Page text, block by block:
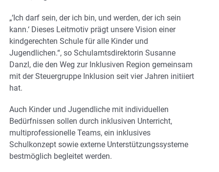
„‘Ich darf sein, der ich bin, und werden, der ich sein
kann.‘ Dieses Leitmotiv prägt unsere Vision einer
kindgerechten Schule für alle Kinder und
Jugendlichen.“, so Schulamtsdirektorin Susanne
Danzl, die den Weg zur Inklusiven Region gemeinsam
mit der Steuergruppe Inklusion seit vier Jahren initiiert
hat.
Auch Kinder und Jugendliche mit individuellen
Bedürfnissen sollen durch inklusiven Unterricht,
multiprofessionelle Teams, ein inklusives
Schulkonzept sowie externe Unterstützungssysteme
bestmöglich begleitet werden.